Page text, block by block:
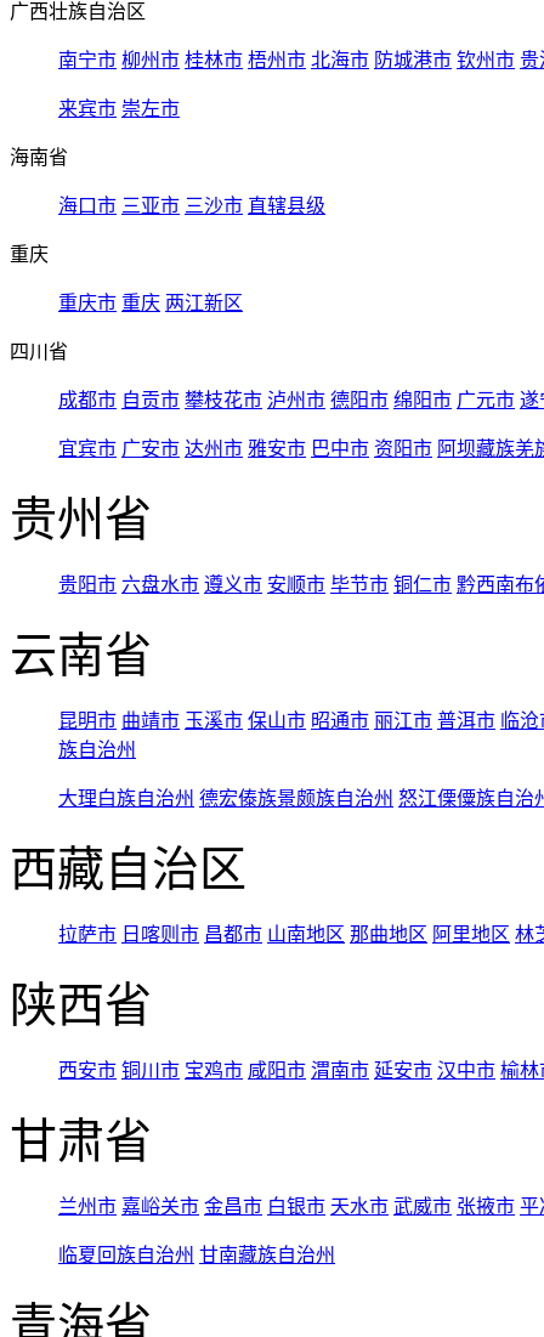
广西壮族自治区
南宁市 柳州市 桂林市 梧州市 北海市 防城港市 钦州市 贵
来宾市 崇左市
海南省
海口市 三亚市 三沙市 直辖县级
重庆
重庆市 重庆 两江新区
四川省
成都市 自贡市 攀枝花市 泸州市 德阳市 绵阳市 广元市 遂
宜宾市 广安市 达州市 雅安市 巴中市 资阳市 阿坝藏族羌
贵州省
贵阳市 六盘水市 遵义市 安顺市 毕节市 铜仁市 黔西南布
云南省
昆明市 曲靖市 玉溪市 保山市 昭通市 丽江市 普洱市 临
族自治州
大理白族自治州 德宏傣族景颇族自治州 怒江傈僳族自治
西藏自治区
拉萨市 日喀则市 昌都市 山南地区 那曲地区 阿里地区 林
陕西省
西安市 铜川市 宝鸡市 咸阳市 渭南市 延安市 汉中市 榆林
甘肃省
兰州市 嘉峪关市 金昌市 白银市 天水市 武威市 张掖市 平
临夏回族自治州 甘南藏族自治州
青海省